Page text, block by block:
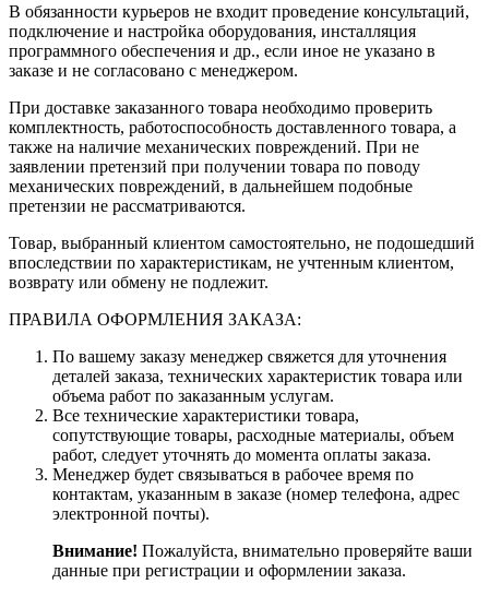
В обязанности курьеров не входит проведение консультаций,
подключение и настройка оборудования, инсталляция
программного обеспечения и др., если иное не указано в
заказе и не согласовано с менеджером.
При доставке заказанного товара необходимо проверить
комплектность, работоспособность доставленного товара, а
также на наличие механических повреждений. При не
заявлении претензий при получении товара по поводу
механических повреждений, в дальнейшем подобные
претензии не рассматриваются.
Товар, выбранный клиентом самостоятельно, не подошедший
впоследствии по характеристикам, не учтенным клиентом,
возврату или обмену не подлежит.
ПРАВИЛА ОФОРМЛЕНИЯ ЗАКАЗА:
По вашему заказу менеджер свяжется для уточнения
деталей заказа, технических характеристик товара или
объема работ по заказанным услугам.
Все технические характеристики товара,
сопутствующие товары, расходные материалы, объем
работ, следует уточнять до момента оплаты заказа.
Менеджер будет связываться в рабочее время по
контактам, указанным в заказе (номер телефона, адрес
электронной почты).
Внимание! Пожалуйста, внимательно проверяйте ваши
данные при регистрации и оформлении заказа.